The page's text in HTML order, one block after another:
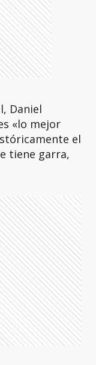
Daniel
«lo mejor
el
tiene garra,